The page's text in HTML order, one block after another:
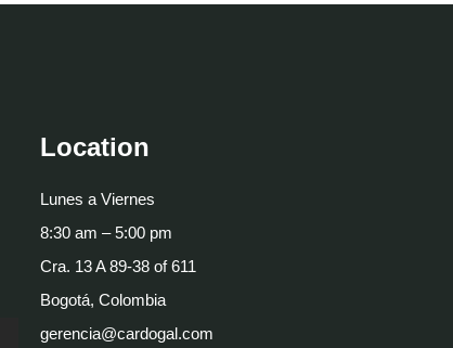
Location
Lunes a Viernes
8:30 am – 5:00 pm
Cra. 13 A 89-38 of 611
Bogotá, Colombia
gerencia@cardogal.com